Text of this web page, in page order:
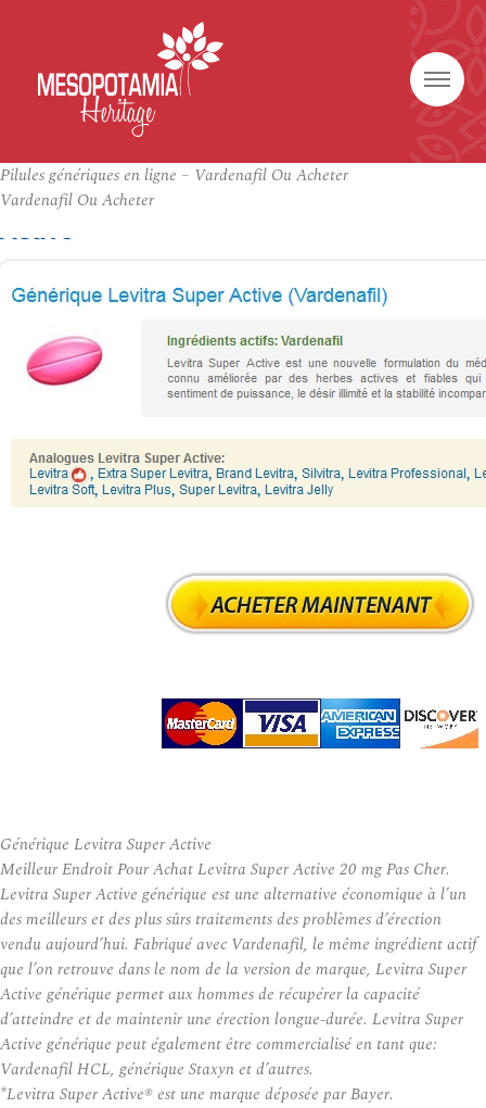
Pilules génériques en ligne – Vardenafil Ou Acheter
Vardenafil Ou Acheter
Générique Levitra Super Active
Meilleur Endroit Pour Achat Levitra Super Active 20 mg Pas Cher.
Levitra Super Active générique est une alternative économique à l’un
des meilleurs et des plus sûrs traitements des problèmes d’érection
vendu aujourd’hui. Fabriqué avec Vardenafil, le même ingrédient actif
que l’on retrouve dans le nom de la version de marque, Levitra Super
Active générique permet aux hommes de récupérer la capacité
d’atteindre et de maintenir une érection longue-durée. Levitra Super
Active générique peut également être commercialisé en tant que:
Vardenafil HCL, générique Staxyn et d’autres.
*Levitra Super Active® est une marque déposée par Bayer.